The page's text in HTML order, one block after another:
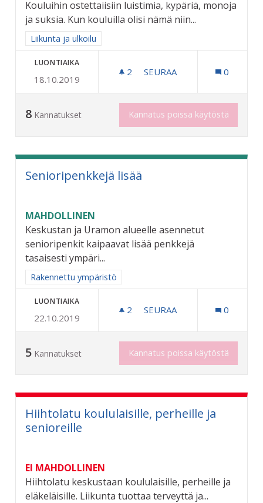
Kouluihin ostettaiisiin luistimia, kypäriä, monoja
ja suksia. Kun kouluilla olisi nämä niin...
Rajaa tulokset aihepiirin mukaan: Liikunta ja ulkoilu
Liikunta ja ulkoilu
LUONTIAIKA
18.10.2019
2 2 SEURAAJAA
SEURAA 0
8 Kannatukset Kannatus poissa käytöstä
Senioripenkkejä lisää
MAHDOLLINEN
Keskustan ja Uramon alueelle asennetut
senioripenkit kaipaavat lisää penkkejä
tasaisesti ympäri...
Rajaa tulokset aihepiirin mukaan: Rakennettu ympäristö
Rakennettu ympäristö
LUONTIAIKA
22.10.2019
2 2 SEURAAJAA
SEURAA 0
5 Kannatukset Kannatus poissa käytöstä
Hiihtolatu koululaisille, perheille ja
senioreille
EI MAHDOLLINEN
Hiihtolatu keskustaan koululaisille, perheille ja
eläkeläisille. Liikunta tuottaa terveyttä ja...